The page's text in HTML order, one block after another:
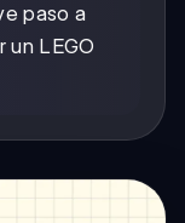
paso a
un LEGO